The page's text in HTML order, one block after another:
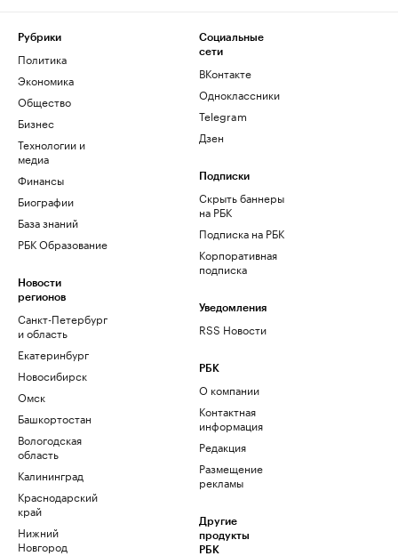
Рубрики
Политика
Экономика
Общество
Бизнес
Технологии и
медиа
Финансы
Биографии
База знаний
РБК Образование
Новости
регионов
Санкт-Петербург
и область
Екатеринбург
Новосибирск
Омск
Башкортостан
Вологодская
область
Калининград
Краснодарский
край
Нижний
Новгород
Социальные
сети
ВКонтакте
Одноклассники
Telegram
Дзен
Подписки
Скрыть баннеры
на РБК
Подписка на РБК
Корпоративная
подписка
Уведомления
RSS Новости
РБК
О компании
Контактная
информация
Редакция
Размещение
рекламы
Другие
продукты
РБК